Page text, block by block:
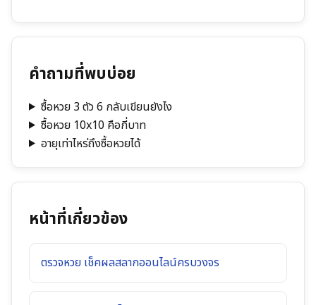
คำถามที่พบบ่อย
ซื้อหวย 3 ตัว 6 กลับเขียนยังไง
ซื้อหวย 10x10 คือกี่บาท
อายุเท่าไหร่ถึงซื้อหวยได้
หน้าที่เกี่ยวข้อง
ตรวจหวย เช็คผลสลากออนไลน์ครบวงจร